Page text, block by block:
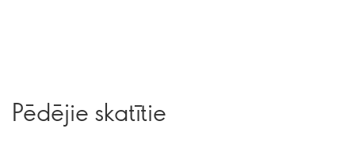
Pēdējie skatītie